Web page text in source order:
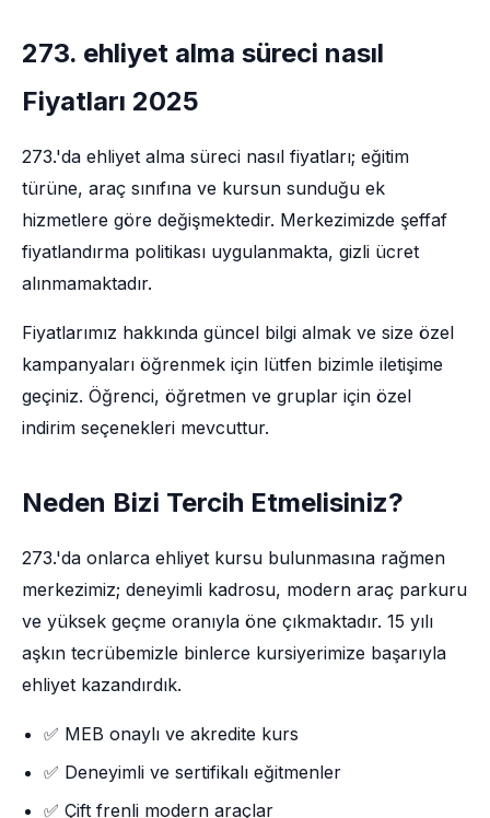
273. ehliyet alma süreci nasıl
Fiyatları 2025
273.'da ehliyet alma süreci nasıl fiyatları; eğitim
türüne, araç sınıfına ve kursun sunduğu ek
hizmetlere göre değişmektedir. Merkezimizde şeffaf
fiyatlandırma politikası uygulanmakta, gizli ücret
alınmamaktadır.
Fiyatlarımız hakkında güncel bilgi almak ve size özel
kampanyaları öğrenmek için lütfen bizimle iletişime
geçiniz. Öğrenci, öğretmen ve gruplar için özel
indirim seçenekleri mevcuttur.
Neden Bizi Tercih Etmelisiniz?
273.'da onlarca ehliyet kursu bulunmasına rağmen
merkezimiz; deneyimli kadrosu, modern araç parkuru
ve yüksek geçme oranıyla öne çıkmaktadır. 15 yılı
aşkın tecrübemizle binlerce kursiyerimize başarıyla
ehliyet kazandırdık.
✅ MEB onaylı ve akredite kurs
✅ Deneyimli ve sertifikalı eğitmenler
✅ Çift frenli modern araçlar